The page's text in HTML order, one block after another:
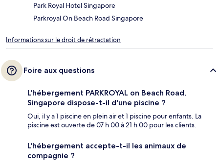
Park Royal Hotel Singapore
Parkroyal On Beach Road Singapore
Informations sur le droit de rétractation
Foire aux questions
L'hébergement PARKROYAL on Beach Road,
Singapore dispose-t-il d'une piscine ?
Oui, il y a 1 piscine en plein air et 1 piscine pour enfants. La
piscine est ouverte de 07 h 00 à 21 h 00 pour les clients.
L'hébergement accepte-t-il les animaux de
compagnie ?